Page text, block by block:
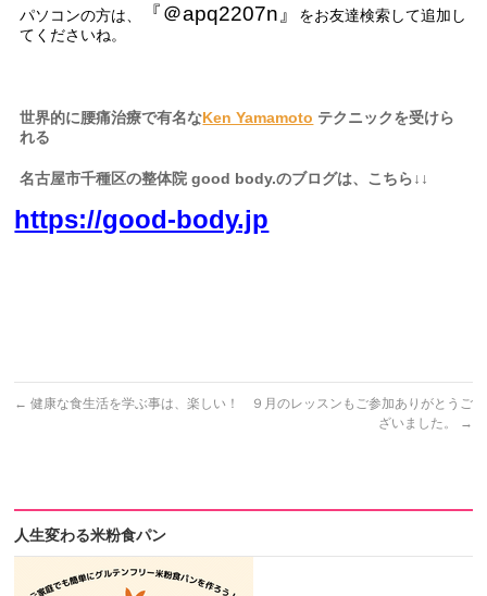
パソコンの方は、 『＠apq2207n 』
をお友達検索して追加し
てくださいね。
世界的に腰痛治療で有名なKen Yamamoto テクニックを受けら
れる
名古屋市千種区の整体院 good body.のブログは、こちら↓↓
https://good-body.jp
← 健康な食生活を学ぶ事は、楽しい！
９月のレッスンもご参加ありがとうご
ざいました。
→
人生変わる米粉食パン